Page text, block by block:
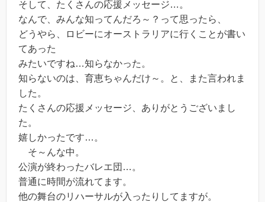
そして、たくさんの応援メッセージ…。
なんで、みんな知ってんだろ～？って思ったら、
どうやら、ロビーにオーストラリアに行くことが書い
てあった
みたいですね…知らなかった。
知らないのは、育恵ちゃんだけ～。と、また言われま
した。
たくさんの応援メッセージ、ありがとうございまし
た。
嬉しかったです…。
そ～んな中。
公演が終わったバレエ団…。
普通に時間が流れてます。
他の舞台のリハーサルが入ったりしてますが。